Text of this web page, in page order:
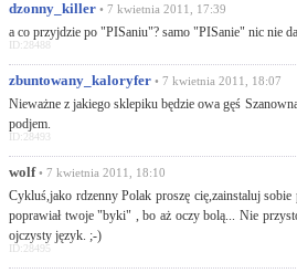
dzonny_killer • 7 kwietnia 2011, 17:39
a co przyjdzie po "PISaniu"? samo "PISanie" nic nie
ID:28488
zbuntowany_kaloryfer • 7 kwietnia 2011, 18:07
Nieważne z jakiego sklepiku będzie owa gęś
podjem.
ID:28493
wolf• 7 kwietnia 2011, 18:10
Cykluś,jako rdzenny Polak proszę cię,zainstaluj
poprawiał twoje "byki" , bo aż oczy bolą... Nie
ojczysty język. ;-)
ID:28495